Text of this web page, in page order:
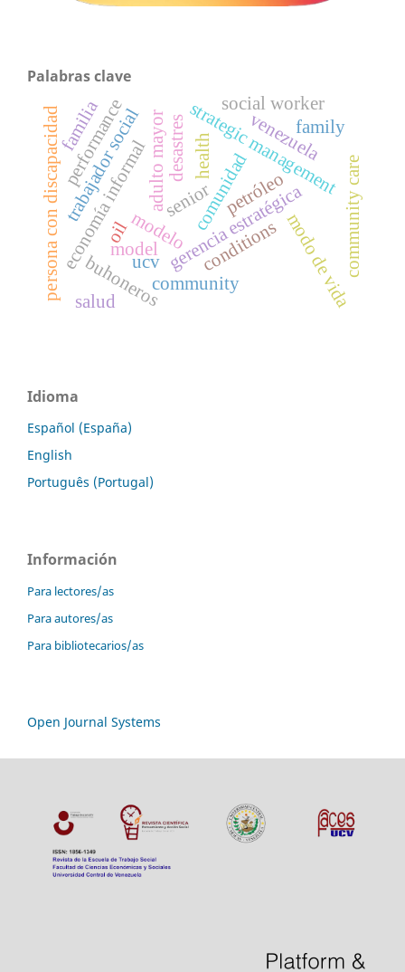
Palabras clave
gerencia estratégica
adulto mayor
modelo
strategic management
senior
model
economía informal
buhoneros modo de vida
persona con discapacidadtrabajador social
salud
comunidad community care
social worker
health
community
venezuela
petróleo
oil conditions
performance
familia family
ucv
desastres
Idioma
Español (España)
English
Português (Portugal)
Información
Para lectores/as
Para autores/as
Para bibliotecarios/as
Open Journal Systems